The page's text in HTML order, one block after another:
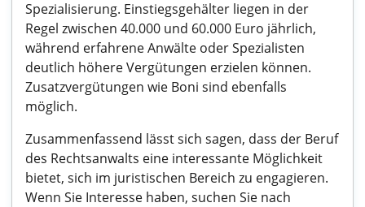
Spezialisierung. Einstiegsgehälter liegen in der
Regel zwischen 40.000 und 60.000 Euro jährlich,
während erfahrene Anwälte oder Spezialisten
deutlich höhere Vergütungen erzielen können.
Zusatzvergütungen wie Boni sind ebenfalls
möglich.
Zusammenfassend lässt sich sagen, dass der Beruf
des Rechtsanwalts eine interessante Möglichkeit
bietet, sich im juristischen Bereich zu engagieren.
Wenn Sie Interesse haben, suchen Sie nach